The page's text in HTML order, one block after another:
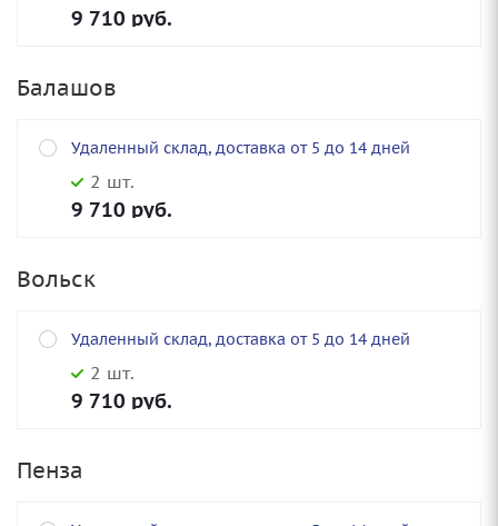
9 710 руб.
Балашов
Удаленный склад, доставка от 5 до 14 дней
2 шт.
9 710 руб.
Вольск
Удаленный склад, доставка от 5 до 14 дней
2 шт.
9 710 руб.
Пенза